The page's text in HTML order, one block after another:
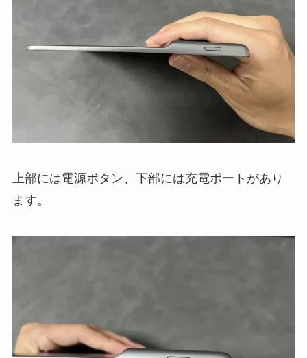
上部には電源ボタン、下部には充電ポートがあり
ます。